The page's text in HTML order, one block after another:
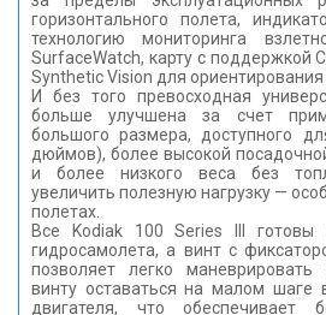
горизонтального полета,
технологию мониторинга
SurfaceWatch, карту с поддержкой
Synthetic Vision для ориентирования
И без того превосходная
больше улучшена за счет
большого размера, доступного
дюймов), более высокой
и более низкого веса без
увеличить полезную нагрузку —
полетах.
Все Kodiak 100 Series III готовы
гидросамолета, а винт с
позволяет легко
винту оставаться на малом шаге
двигателя, что обеспечивает